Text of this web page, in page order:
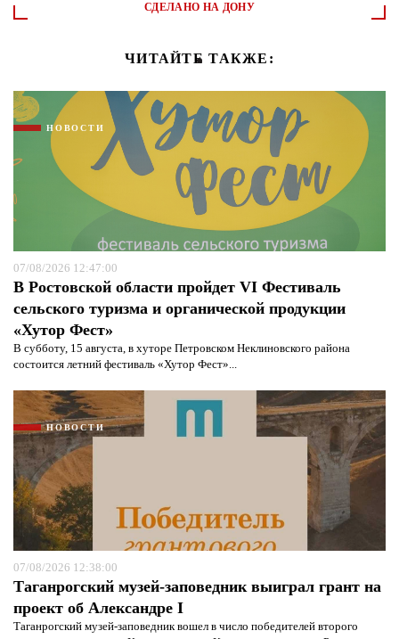
СДЕЛАНО НА ДОНУ
ЧИТАЙТЕ ТАКЖЕ:
НОВОСТИ
07/08/2026 12:47:00
В Ростовской области пройдет VI Фестиваль
сельского туризма и органической продукции
«Хутор Фест»
В субботу, 15 августа, в хуторе Петровском Неклиновского района
состоится летний фестиваль «Хутор Фест»...
НОВОСТИ
07/08/2026 12:38:00
Таганрогский музей-заповедник выиграл грант на
проект об Александре I
Таганрогский музей-заповедник вошел в число победителей второго